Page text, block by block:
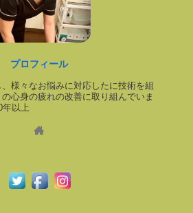
プロフィール
様々なお悩みに対応したに技術を組
心身の疲れの改善に取り組んでいま
年以上